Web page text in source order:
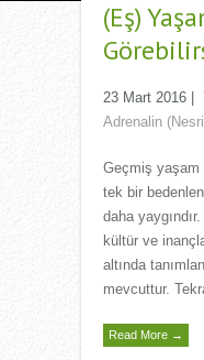
(Eş)
23 Mart 2016
Adrenalin
Geçmiş yaşam
tek bir
daha
kültür ve
altında
mevcuttur.
Read More →